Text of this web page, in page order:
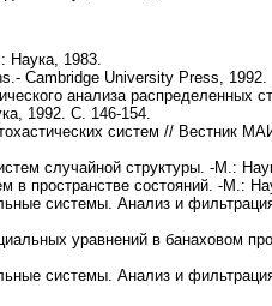
Наука, 1983.
Cambridge University Press, 1992.
анализа распределенных
1992. С. 146-154.
систем // Вестник
случайной структуры. -М.:
в пространстве состояний. -М.:
системы. Анализ и
уравнений в банаховом
системы. Анализ и